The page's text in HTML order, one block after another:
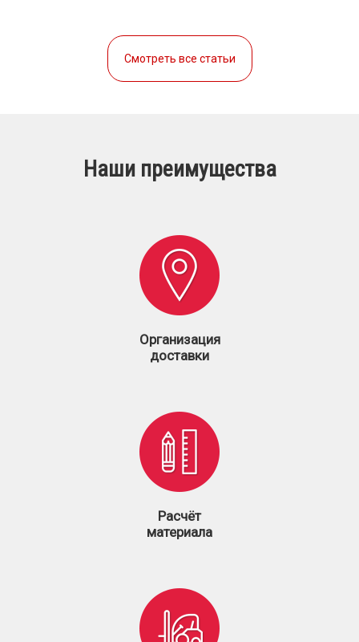
Смотреть все статьи
Наши преимущества
Организация
доставки
Расчёт
материала